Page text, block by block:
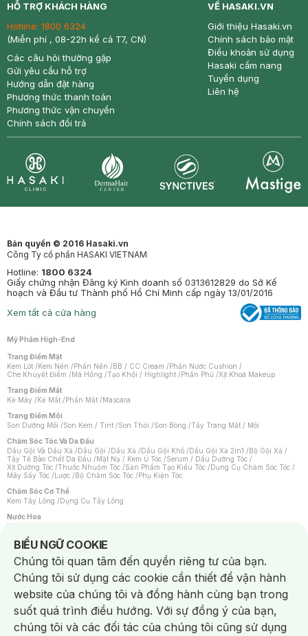
HỖ TRỢ KHÁCH HÀNG
Hotline: 1800 6324
(Miễn phí , 08-22h kể cả T7, CN)
Các câu hỏi thường gặp
Gửi yêu cầu hỗ trợ
Hướng dẫn đặt hàng
Phương thức thanh toán
Phương thức vận chuyển
Chính sách đổi trả
VỀ HASAKI.VN
Giới thiệu Hasaki.vn
Chính sách bảo mật
Điều khoản sử dụng
Hasaki cẩm nang
Tuyển dụng
Liên hệ
Bản quyền © 2016 Hasaki.vn
Công Ty cổ phần HASAKI VIETNAM
Hotline: 1800 6324
Giấy chứng nhận Đăng ký Kinh doanh số 0313612829 do Sở Kế
hoạch và Đầu tư Thành phố Hồ Chí Minh cấp ngày 13/01/2016
Xem tất cả cửa hàng
Mỹ Phẩm High-End
Trang Điểm Mặt
Kem Lót /Kem Nền /Phấn Nền /BB / CC Cream /Phấn Nước Cushion /
Che Khuyết Điểm /Má Hồng /Tạo Khối / Highlight /Phấn Phủ /Xịt Khoá Makeup
Trang Điểm Mắt
Kẻ Mày /Kẻ Mắt /Phấn Mắt /Mascara
Trang Điểm Môi
Son Dưỡng Môi /Son Kem / Tint /Son Thỏi /Son Bóng /Tẩy Trang Mắt / Môi
Chăm Sóc Tóc Và Da Đầu
Dầu Gội Và Dầu Xả /Dầu Gội /Dầu Xả /Dầu Gội Khô /Dầu Gội Xả 2in1 /Bộ Gội Xả /
Tẩy Tế Bào Chết Da Đầu /Mặt Nạ / Kem Ủ Tóc /Serum / Dầu Dưỡng Tóc /
Xịt Dưỡng Tóc /Thuốc Nhuộm Tóc /Sản Phẩm Tạo Kiểu Tóc /Dụng Cụ Chăm Sóc Tóc /
Máy Sấy Tóc /Lược /Bộ Chăm Sóc Tóc /Phụ Kiện Tóc
Chăm Sóc Cơ Thể
Kem Tẩy Lông /Dụng Cụ Tẩy Lông
Nước Hoa
Nước Hoa Nữ
Chăm Sóc Cá Nhân
Chống Muỗi /Khẩu Trang /Máy Massage/Mặt Nạ Xông Hơi /Nước Rửa Tay/
Sản Phẩm Chăm Sóc Khác /Bàn Chải Đánh Răng /Bàn Chải Điện/
Hỗ Trợ Trắng Răng/Kem Đánh Răng /Máy Tăm Nước/ Nước Súc Miệng/
Tăm / Chỉ Nha Khoa/ Xịt Thơm Miệng / Dung Dịch Vệ Sinh/Dưỡng Vùng Kín/
Khăn Ướt Vệ Sinh Vùng Kín/Băng Vệ Sinh/Tampon/Bọt Cạo Râu /Dao Cạo Râu/
Máy Cạo Râu
Vấn Đề Về Da
Da Dầu / Lỗ Chân Lông To/ Da Khô / Mất Nước/ Da Lão Hóa/ Da Mụn/
BIỂU NGỮ COOKIE
Notice about cookies usage
Chúng tôi quan tâm đến quyền riêng tư của bạn.
Chúng tôi sử dụng các cookie cần thiết để vận hành
website của chúng tôi và đồng hành cùng bạn trong
suốt quá trình điều hướng. Với sự đồng ý của bạn,
chúng tôi và các đối tác của chúng tôi cũng sử dụng